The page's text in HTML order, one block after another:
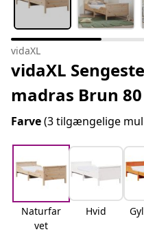
vidaXL
vidaXL
madras Brun
Farve(3 tilgængelige
Naturfar
vet
Hvid